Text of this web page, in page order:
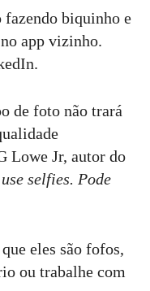
biquinho e
app vizinho.
de foto não trará
Lowe Jr, autor do
selfies. Pode
eles são fofos,
ou trabalhe com